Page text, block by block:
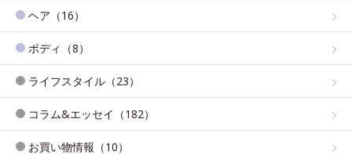
ヘア（16）
ボディ（8）
ライフスタイル（23）
コラム&エッセイ（182）
お買い物情報（10）